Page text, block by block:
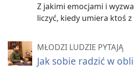
Z jakimi emocjami i
liczyć, kiedy umiera ktoś
MŁODZI LUDZIE PYTAJĄ
Jak sobie radzić w